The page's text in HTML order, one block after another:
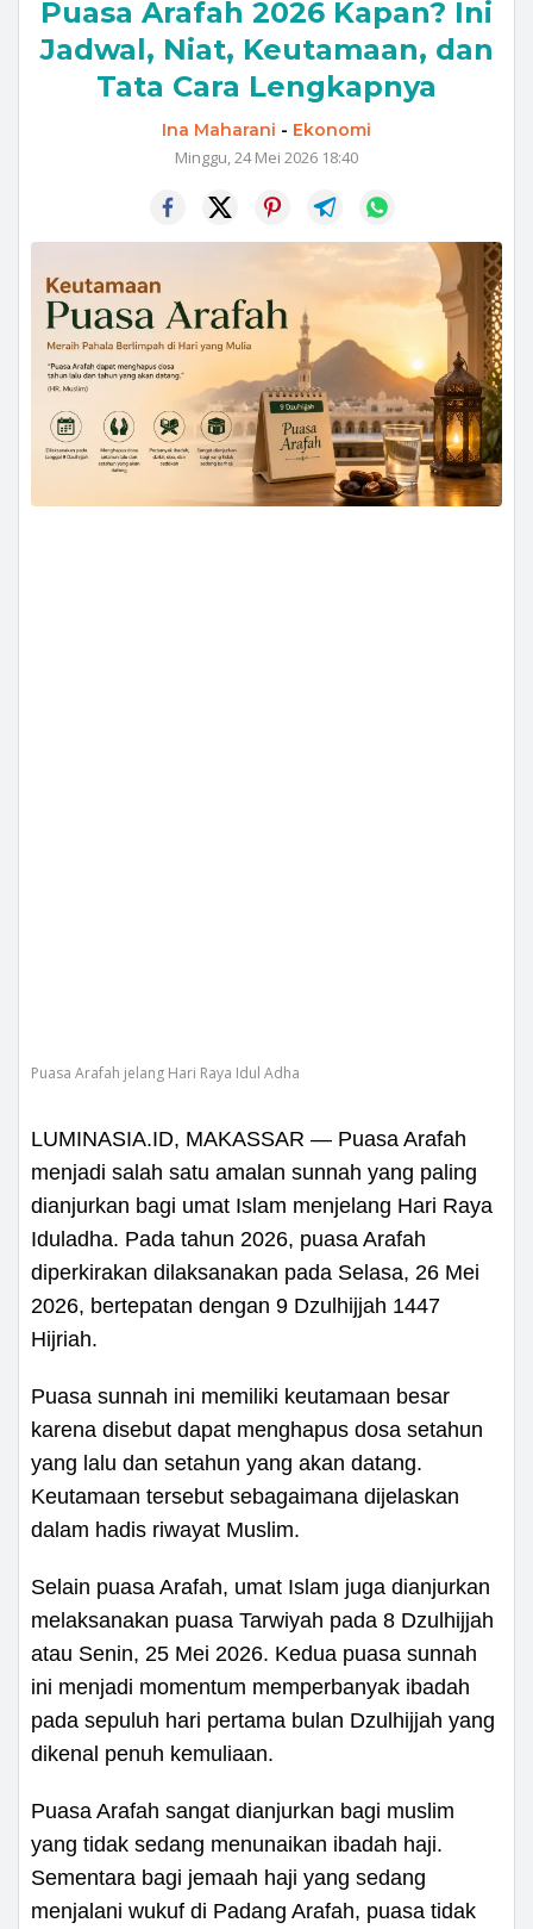
Puasa Arafah 2026 Kapan? Ini
Jadwal, Niat, Keutamaan, dan
Tata Cara Lengkapnya
Ina Maharani - Ekonomi
Minggu, 24 Mei 2026 18:40
Puasa Arafah jelang Hari Raya Idul Adha
LUMINASIA.ID, MAKASSAR — Puasa Arafah
menjadi salah satu amalan sunnah yang paling
dianjurkan bagi umat Islam menjelang Hari Raya
Iduladha. Pada tahun 2026, puasa Arafah
diperkirakan dilaksanakan pada Selasa, 26 Mei
2026, bertepatan dengan 9 Dzulhijjah 1447
Hijriah.
Puasa sunnah ini memiliki keutamaan besar
karena disebut dapat menghapus dosa setahun
yang lalu dan setahun yang akan datang.
Keutamaan tersebut sebagaimana dijelaskan
dalam hadis riwayat Muslim.
Selain puasa Arafah, umat Islam juga dianjurkan
melaksanakan puasa Tarwiyah pada 8 Dzulhijjah
atau Senin, 25 Mei 2026. Kedua puasa sunnah
ini menjadi momentum memperbanyak ibadah
pada sepuluh hari pertama bulan Dzulhijjah yang
dikenal penuh kemuliaan.
Puasa Arafah sangat dianjurkan bagi muslim
yang tidak sedang menunaikan ibadah haji.
Sementara bagi jemaah haji yang sedang
menjalani wukuf di Padang Arafah, puasa tidak